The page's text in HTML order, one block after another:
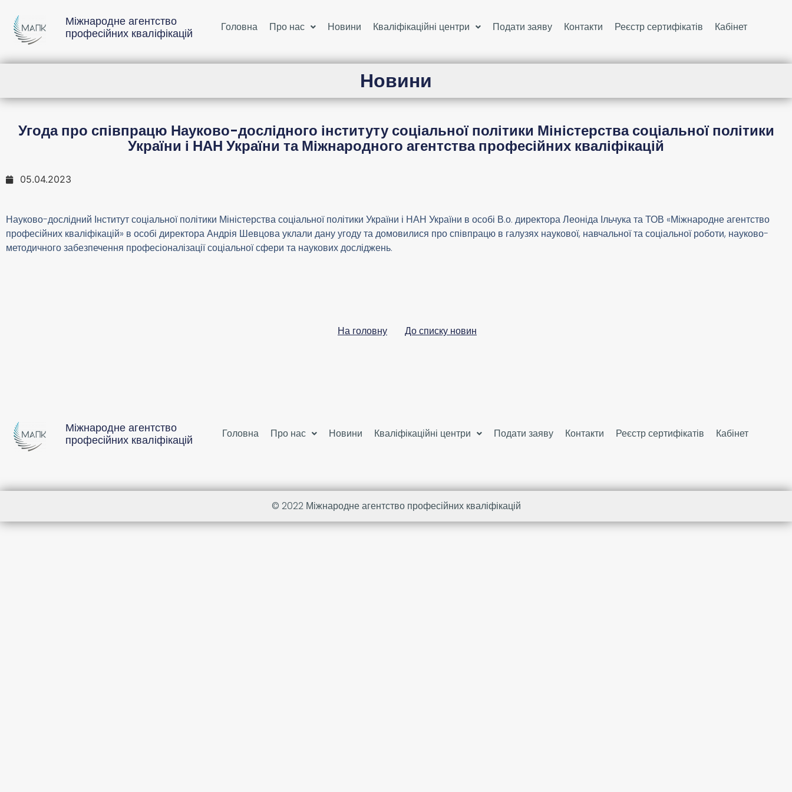
Міжнародне агентство
професійних кваліфікацій
Головна Про нас Новини Кваліфікаційні центри Подати заяву Контакти Реєстр сертифікатів Кабінет
Новини
Угода про співпрацю Науково-дослідного інституту соціальної політики Міністерства соціальної політики
України і НАН України та Міжнародного агентства професійних кваліфікацій
05.04.2023
Науково-дослідний Інститут соціальної політики Міністерства соціальної політики України і НАН України в особі В.о. директора Леоніда Ільчука та ТОВ «Міжнародне агентство
професійних кваліфікацій» в особі директора Андрія Шевцова уклали дану угоду та домовилися про співпрацю в галузях наукової, навчальної та соціальної роботи, науково-
методичного забезпечення професіоналізації соціальної сфери та наукових досліджень.
На головну До списку новин
Міжнародне агентство
професійних кваліфікацій
Головна Про нас Новини Кваліфікаційні центри Подати заяву Контакти Реєстр сертифікатів Кабінет
© 2022 Міжнародне агентство професійних кваліфікацій